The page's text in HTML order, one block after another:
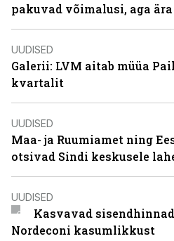
pakuvad võimalusi, aga
UUDISED
Galerii: LVM aitab müüa
kvartalit
UUDISED
Maa- ja Ruumiamet ning
otsivad Sindi keskusele
UUDISED
Kasvavad
Nordeconi kasumlikkust